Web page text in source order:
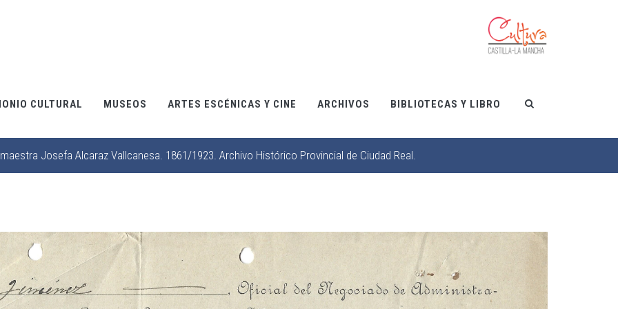
CULTURAL MUSEOS ARTES ESCÉNICAS Y CINE ARCHIVOS BIBLIOTECAS Y LIBRO
Josefa Alcaraz Vallcanesa. 1861/1923. Archivo Histórico Provincial de Ciudad Real.